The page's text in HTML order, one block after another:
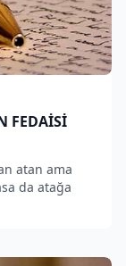
FEDAİSİ
atan ama
da atağa